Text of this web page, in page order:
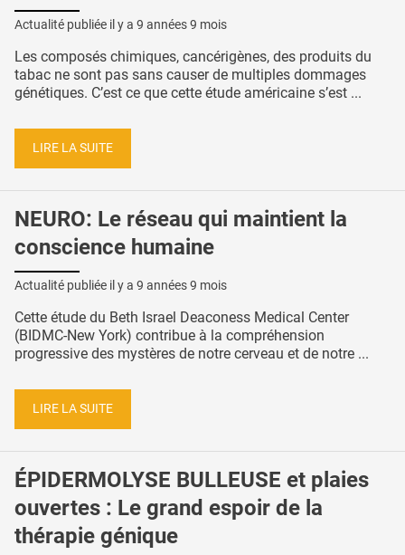
Actualité publiée il y a 9 années 9 mois
Les composés chimiques, cancérigènes, des produits du
tabac ne sont pas sans causer de multiples dommages
génétiques. C’est ce que cette étude américaine s’est ...
LIRE LA SUITE
NEURO: Le réseau qui maintient la
conscience humaine
Actualité publiée il y a 9 années 9 mois
Cette étude du Beth Israel Deaconess Medical Center
(BIDMC-New York) contribue à la compréhension
progressive des mystères de notre cerveau et de notre ...
LIRE LA SUITE
ÉPIDERMOLYSE BULLEUSE et plaies
ouvertes : Le grand espoir de la
thérapie génique